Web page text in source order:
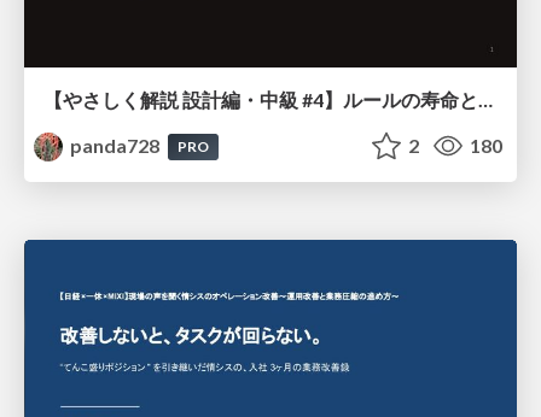
【やさしく解説 設計編・中級 #4】ルールの寿命と、システムの年輪
panda728
PRO 2 180